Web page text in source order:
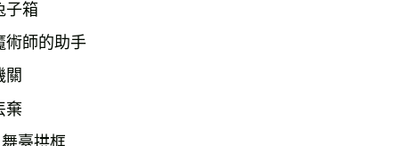
子箱
術師的助手
關
棄